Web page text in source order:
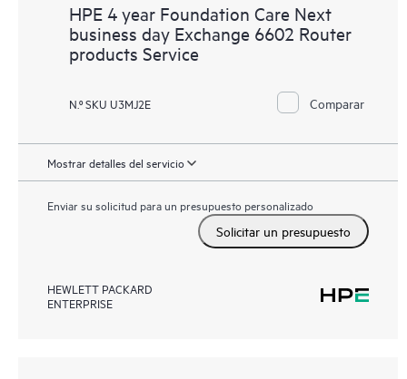
HPE 4 year Foundation Care Next
business day Exchange 6602 Router
products Service
N.º SKU U3MJ2E Comparar
Mostrar detalles del servicio
Enviar su solicitud para un presupuesto personalizado
Solicitar un presupuesto
HEWLETT PACKARD
ENTERPRISE